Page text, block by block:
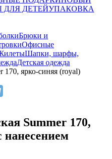
ДЛЯ ДЕТЕЙУПАКОВКА
Брюки и
Офисные
Шапки, шарфы,
Детская одежда
170, ярко-синяя (royal)
Summer 170,
нанесением